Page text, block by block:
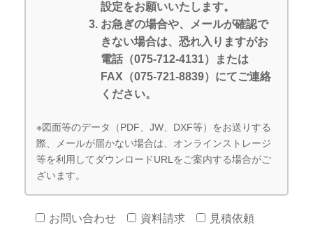
設定をお願いいたします。
お急ぎの場合や、メールが確認で
きない場合は、恐れ入りますがお
電話（075-712-4131）または
FAX（075-721-8839）にてご連絡
ください。
※図面等のデータ（PDF、JW、DXF等）をお送りする
際、メールが届かない場合は、オンラインストレージ
等を利用してダウンロードURLをご案内する場合がご
ざいます。
お問い合わせ 資料請求 見積依頼